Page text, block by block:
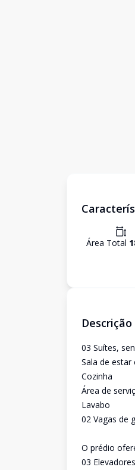
Área Total
Descrição
03 Suítes,
Sala de
Cozinha
Área de
Lavabo
02 Vagas de
O prédio
03 Elevadores